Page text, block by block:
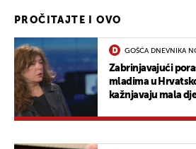
PROČITAJTE I OVO
GOŠĆA DNEVNIKA
Zabrinjavajući
mladima u
kažnjavaju mala